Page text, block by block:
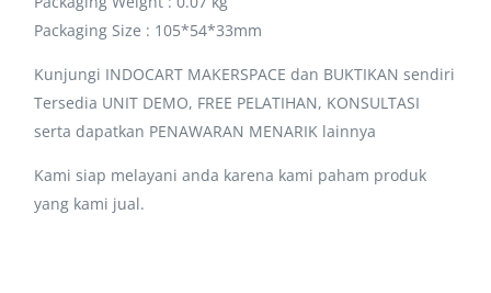
Packaging Size : 105*54*33mm
Kunjungi INDOCART MAKERSPACE dan BUKTIKAN sendiri
Tersedia UNIT DEMO, FREE PELATIHAN, KONSULTASI
serta dapatkan PENAWARAN MENARIK lainnya
Kami siap melayani anda karena kami paham produk
yang kami jual.